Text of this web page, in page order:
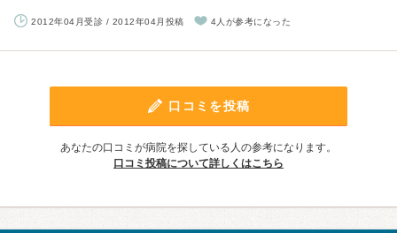
2012年04月受診 / 2012年04月投稿 4人が参考になった
口コミを投稿
あなたの口コミが病院を探している人の参考になります。
口コミ投稿について詳しくはこちら